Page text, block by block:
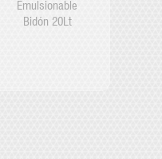
Emulsionable
Bidón 20Lt